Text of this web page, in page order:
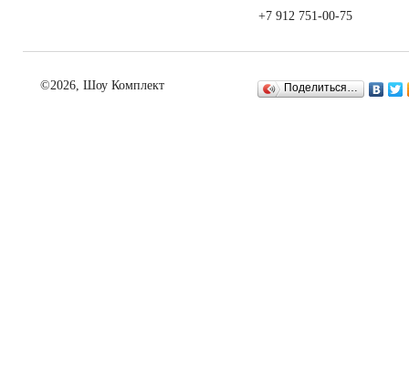
+7 912 751-00-75
©2026, Шоу Комплект Поделиться…